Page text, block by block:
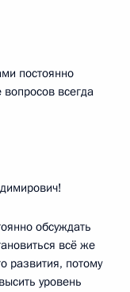
постоянно
всегда
обсуждать
всё же
развития, потому
уровень